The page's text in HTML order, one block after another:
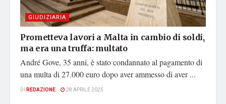
GIUDIZIARIA
Prometteva lavori a Malta in cambio di soldi,
ma era una truffa: multato
André Gove, 35 anni, è stato condannato al pagamento di
una multa di 27.000 euro dopo aver ammesso di aver ...
DI REDAZIONE 28 APRILE 2025